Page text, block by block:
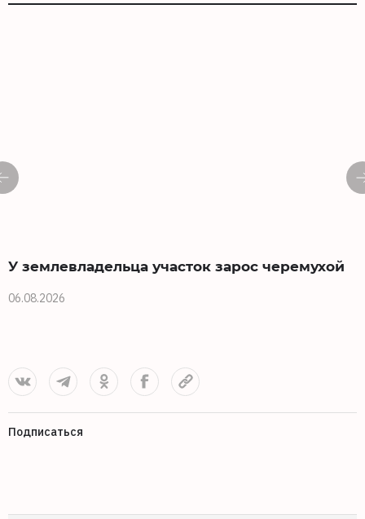
У землевладельца участок зарос черемухой
06.08.2026
Подписаться